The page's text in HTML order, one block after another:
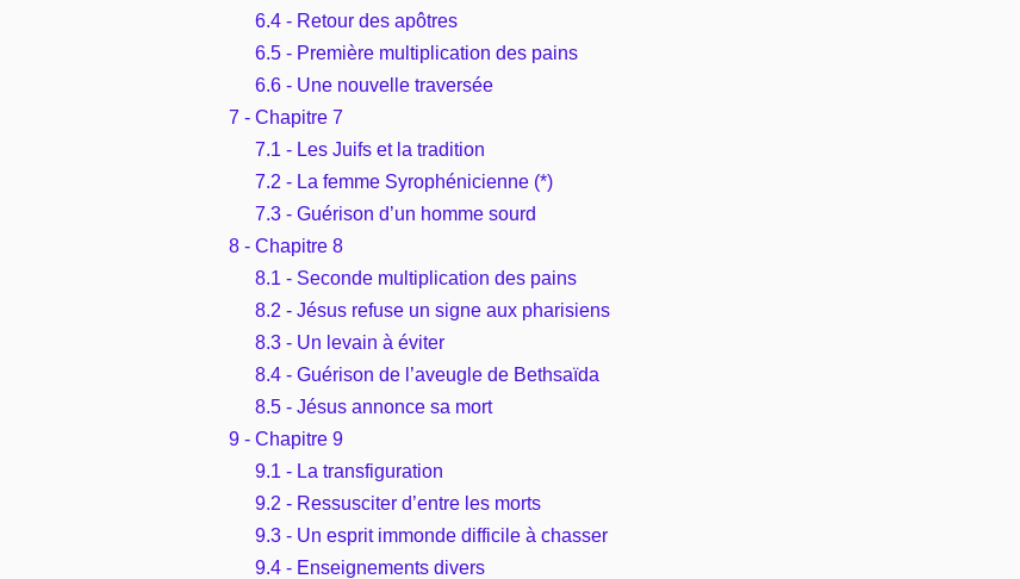
6.4 - Retour des apôtres
6.5 - Première multiplication des pains
6.6 - Une nouvelle traversée
7 - Chapitre 7
7.1 - Les Juifs et la tradition
7.2 - La femme Syrophénicienne (*)
7.3 - Guérison d’un homme sourd
8 - Chapitre 8
8.1 - Seconde multiplication des pains
8.2 - Jésus refuse un signe aux pharisiens
8.3 - Un levain à éviter
8.4 - Guérison de l’aveugle de Bethsaïda
8.5 - Jésus annonce sa mort
9 - Chapitre 9
9.1 - La transfiguration
9.2 - Ressusciter d’entre les morts
9.3 - Un esprit immonde difficile à chasser
9.4 - Enseignements divers